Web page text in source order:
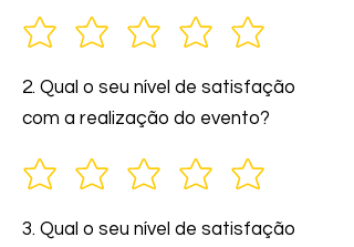
2. Qual o seu nível de satisfação
com a realização do evento?
3. Qual o seu nível de satisfação